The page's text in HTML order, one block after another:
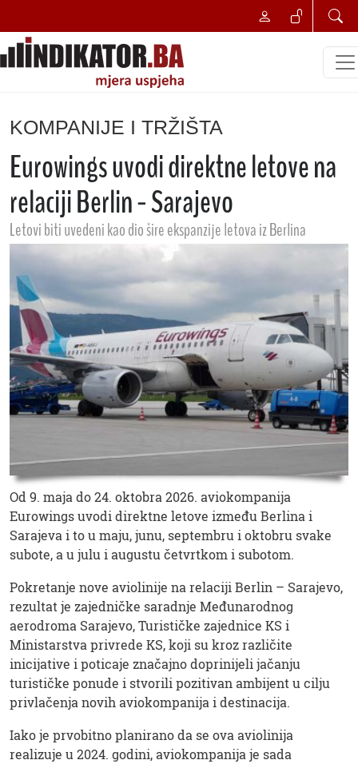
KOMPANIJE I TRŽIŠTA
Eurowings uvodi direktne letove na
relaciji Berlin - Sarajevo
Letovi biti uvedeni kao dio šire ekspanzije letova iz Berlina
Od 9. maja do 24. oktobra 2026. aviokompanija
Eurowings uvodi direktne letove između Berlina i
Sarajeva i to u maju, junu, septembru i oktobru svake
subote, a u julu i augustu četvrtkom i subotom.
Pokretanje nove aviolinije na relaciji Berlin – Sarajevo,
rezultat je zajedničke saradnje Međunarodnog
aerodroma Sarajevo, Turističke zajednice KS i
Ministarstva privrede KS, koji su kroz različite
inicijative i poticaje značajno doprinijeli jačanju
turističke ponude i stvorili pozitivan ambijent u cilju
privlačenja novih aviokompanija i destinacija.
Iako je prvobitno planirano da se ova aviolinija
realizuje u 2024. godini, aviokompanija je sada